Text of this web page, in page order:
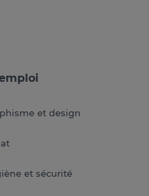
et design
et sécurité